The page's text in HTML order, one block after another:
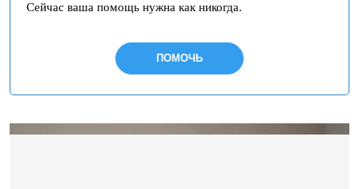
Сейчас ваша помощь нужна как никогда.
ПОМОЧЬ